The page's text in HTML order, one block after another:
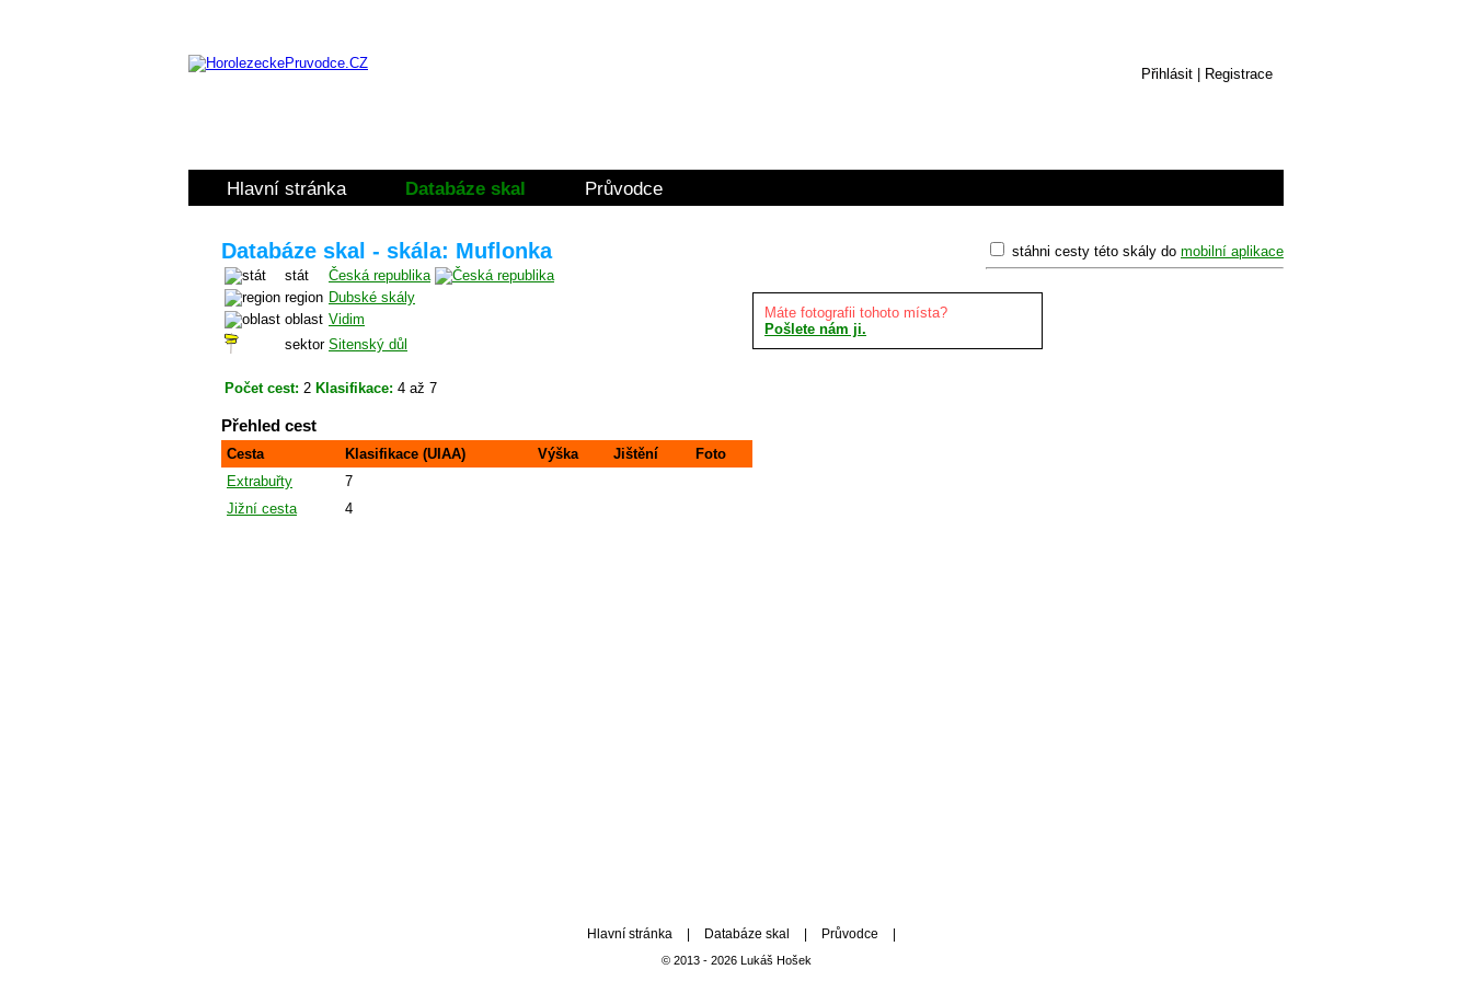
Přihlásit Registrace
Hlavní stránka Databáze skal Průvodce
stáhni cesty této skály do mobilní aplikace
Databáze skal - skála: Muflonka
stát
Česká republika
region Dubské skály
oblast Vidim
sektor Sitenský důl
Počet cest: 2 Klasifikace: 4 až 7
Přehled cest
Cesta Klasifikace (UIAA) Výška Jištění
Foto
Extrabuřty
7
Jižní cesta
4
Máte fotografii tohoto místa?
Pošlete nám ji.
Hlavní stránka | Databáze skal | Průvodce |
© 2013 - 2026 Lukáš Hošek